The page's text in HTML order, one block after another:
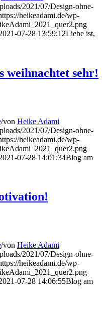
2021/07/Design-ohne-
heikeadami.de/wp-
07-28 13:59:12Liebe ist,
weihnachtet sehr!
/von Heike Adami
2021/07/Design-ohne-
heikeadami.de/wp-
07-28 14:01:34Blog am
/von Heike Adami
2021/07/Design-ohne-
heikeadami.de/wp-
07-28 14:06:55Blog am